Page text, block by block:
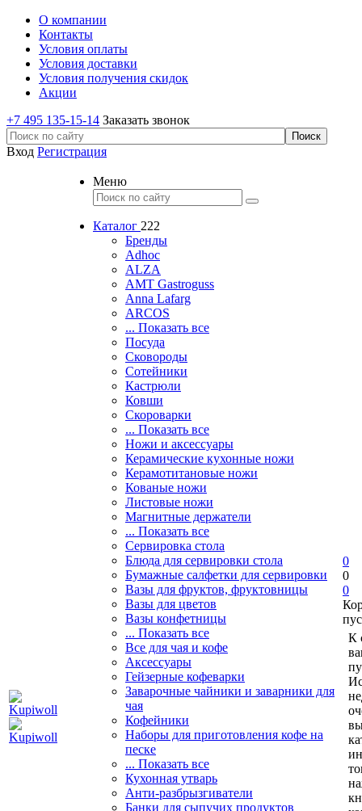
О компании
Контакты
Условия оплаты
Условия доставки
Условия получения скидок
Акции
+7 495 135-15-14 Заказать звонок
Вход Регистрация
Меню
Каталог 222
Бренды
Adhoc
ALZA
AMT Gastroguss
Anna Lafarg
ARCOS
... Показать все
Посуда
Сковороды
Сотейники
Кастрюли
Ковши
Скороварки
... Показать все
Ножи и аксессуары
Керамические кухонные ножи
Керамотитановые ножи
Кованые ножи
Листовые ножи
Магнитные держатели
... Показать все
Сервировка стола
Блюда для сервировки стола
Бумажные салфетки для сервировки
Вазы для фруктов, фруктовницы
Вазы для цветов
Вазы конфетницы
... Показать все
Все для чая и кофе
Аксессуары
Гейзерные кофеварки
Заварочные чайники и заварники для
чая
Кофейники
Наборы для приготовления кофе на
песке
... Показать все
Кухонная утварь
Анти-разбрызгиватели
Банки для сыпучих продуктов
0
0
0
К